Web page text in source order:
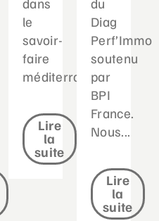
le
savoir-
faire
méditerranéen...
Lire
la
suite
Diag
Perf’Immo
soutenu
par
BPI
France.
Nous...
Lire
la
suite